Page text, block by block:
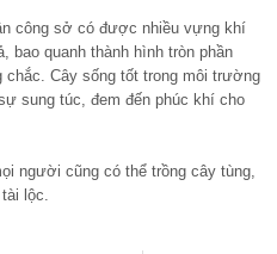
công sở có được nhiều vựng khí
bao quanh thành hình tròn phần
Cây sống tốt trong môi trường
sung túc, đem đến phúc khí cho
người cũng có thể trồng cây tùng,
lộc.